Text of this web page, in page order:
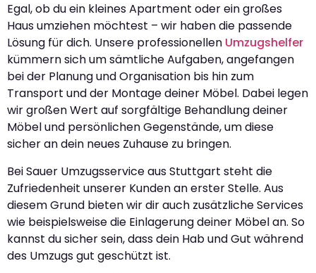
Egal, ob du ein kleines Apartment oder ein großes
Haus umziehen möchtest – wir haben die passende
Lösung für dich. Unsere professionellen Umzugshelfer
kümmern sich um sämtliche Aufgaben, angefangen
bei der Planung und Organisation bis hin zum
Transport und der Montage deiner Möbel. Dabei legen
wir großen Wert auf sorgfältige Behandlung deiner
Möbel und persönlichen Gegenstände, um diese
sicher an dein neues Zuhause zu bringen.
Bei Sauer Umzugsservice aus Stuttgart steht die
Zufriedenheit unserer Kunden an erster Stelle. Aus
diesem Grund bieten wir dir auch zusätzliche Services
wie beispielsweise die Einlagerung deiner Möbel an. So
kannst du sicher sein, dass dein Hab und Gut während
des Umzugs gut geschützt ist.